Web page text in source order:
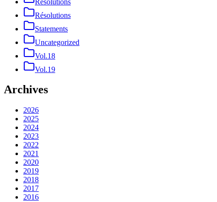
Résolutions
Statements
Uncategorized
Vol.18
Vol.19
Archives
2026
2025
2024
2023
2022
2021
2020
2019
2018
2017
2016